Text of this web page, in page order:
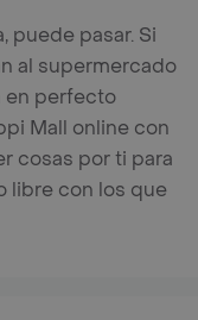
puede pasar. Si
al supermercado
en perfecto
Mall online con
cosas por ti para
libre con los que